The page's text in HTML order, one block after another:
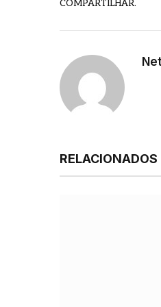
COMPARTILHAR.
RELACIONADOS